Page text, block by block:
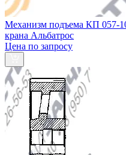
Механизм подъема КП 057-
крана Альбатрос
Цена по запросу